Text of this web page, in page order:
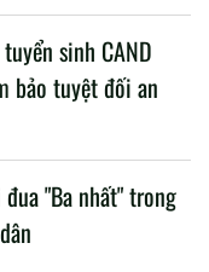
tạo của lực lượng
sinh CAND
bảo tuyệt đối an
"Ba nhất" trong